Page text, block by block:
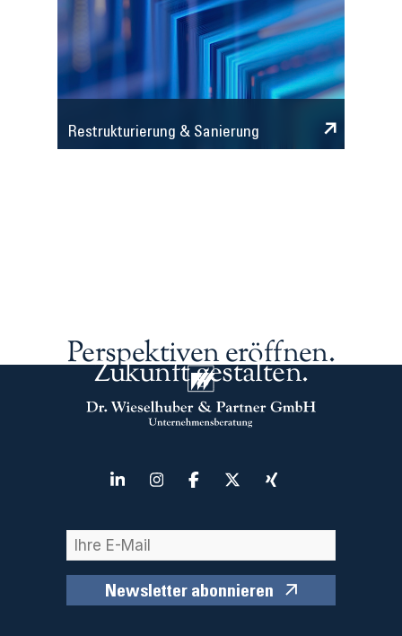
Restrukturierung & Sanierung
Newsletter abonnieren
Perspektiven eröffnen.
Zukunft gestalten.